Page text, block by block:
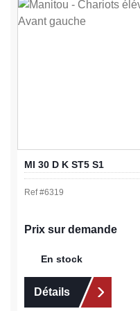
MI 30 D K ST5 S1
Ref #6319
Prix sur demande
En stock
Détails